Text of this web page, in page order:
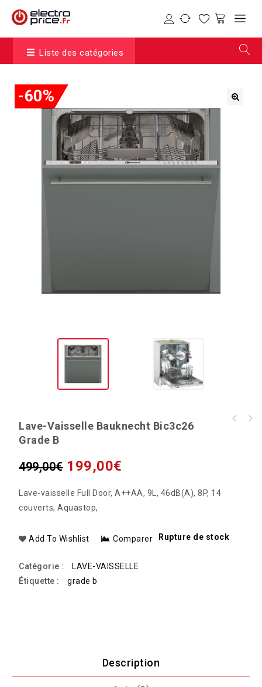
Liste des catégories
-60%
Lave-Vaisselle Bauknecht Bic3c26
Grade B
499,00€ 199,00€
Lave-vaisselle Full Door, A++AA, 9L, 46dB(A), 8P, 14
couverts, Aquastop,
Rupture de stock
Add To Wishlist Comparer
Catégorie :
LAVE-VAISSELLE
Étiquette :
grade b
Description